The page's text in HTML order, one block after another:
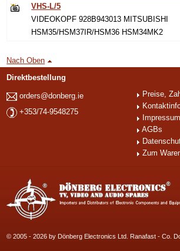
VHS-L/5
VIDEOKOPF 928B943013 MITSUBISHI
HSM35/HSM37IR/HSM36 HSM34MK2
Nach Oben
Direktbestellung
orders@donberg.ie
+353/74-9548275
Preise,
Impressum
AGBs
Zum
© 2005 - 2026 by Dönberg Electronics Ltd. Ranafast - Co.